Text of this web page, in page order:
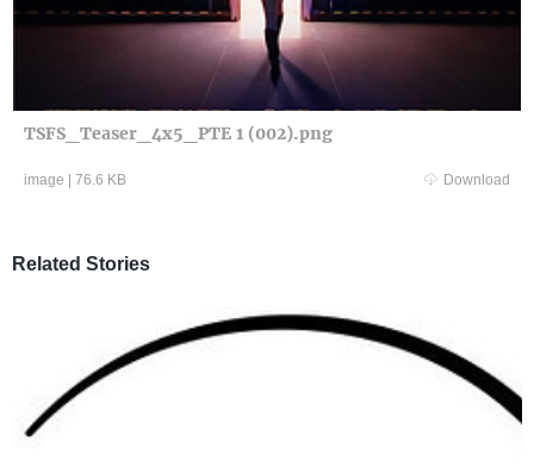
TSFS_Teaser_4x5_PTE 1 (002).png
image | 76.6 KB Download
Related Stories